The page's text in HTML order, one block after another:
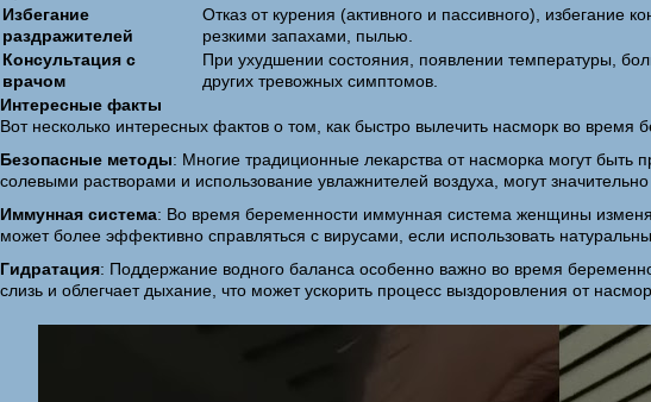
Избегание
раздражителей
Отказ от курения (активного и пассивного), избегание
резкими запахами, пылью.
Консультация с
врачом
При ухудшении состояния, появлении температуры,
других тревожных симптомов.
Интересные факты
Вот несколько интересных фактов о том, как быстро вылечить насморк во время
Безопасные методы: Многие традиционные лекарства от насморка могут
солевыми растворами и использование увлажнителей воздуха, могут
Иммунная система: Во время беременности иммунная система женщины
может более эффективно справляться с вирусами, если использовать
Гидратация: Поддержание водного баланса особенно важно во время
слизь и облегчает дыхание, что может ускорить процесс выздоровления от